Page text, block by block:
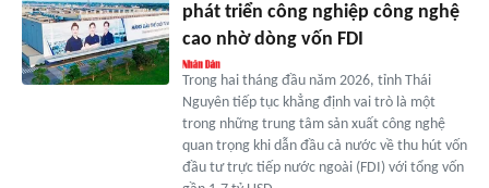
phát triển công nghiệp công nghệ
cao nhờ dòng vốn FDI
Trong hai tháng đầu năm 2026, tỉnh Thái
Nguyên tiếp tục khẳng định vai trò là một
trong những trung tâm sản xuất công nghệ
quan trọng khi dẫn đầu cả nước về thu hút vốn
đầu tư trực tiếp nước ngoài (FDI) với tổng vốn